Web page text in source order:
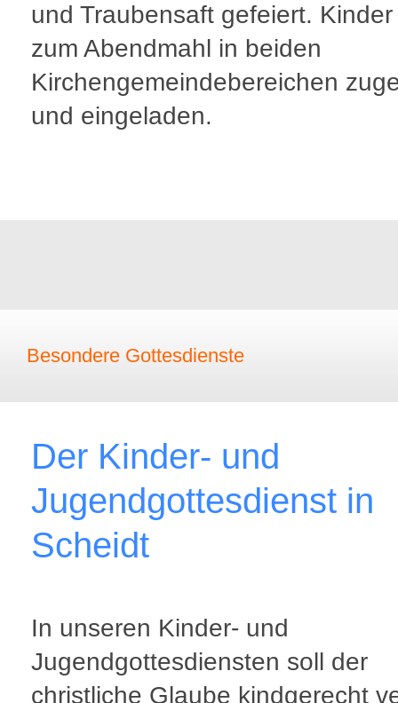
und Traubensaft gefeiert.
zum Abendmahl in beiden
Kirchengemeindebereichen
und eingeladen.
Besondere Gottesdienste
Der Kinder- und
Jugendgottesdienst in
Scheidt
In unseren Kinder- und
Jugendgottesdiensten soll der
christliche Glaube kindgerecht